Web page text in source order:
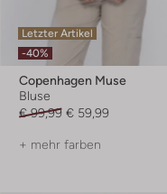
Letzter Artikel
-40%
Copenhagen Muse
Bluse
€ 99,99 € 59,99
+ mehr farben